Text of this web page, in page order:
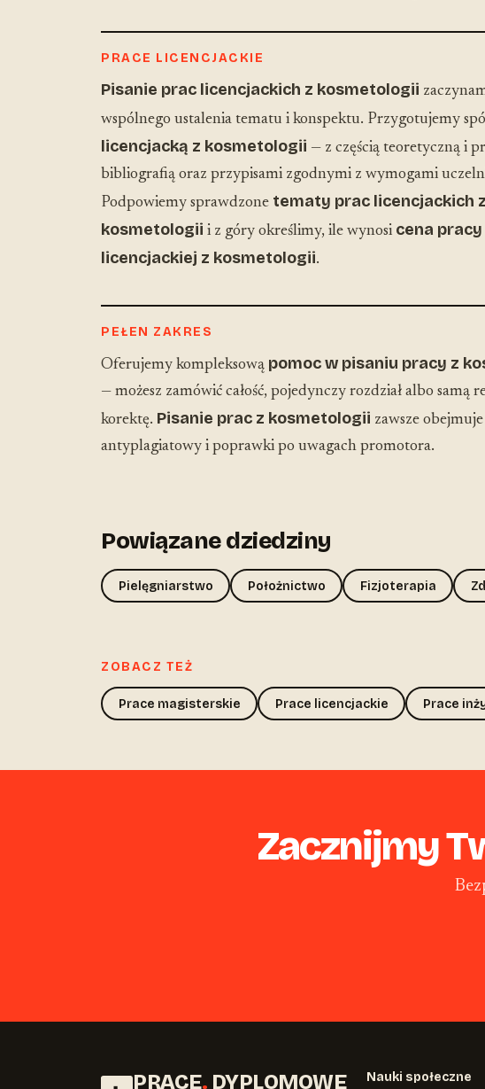
PRACE LICENCJACKIE
Pisanie prac licencjackich z kosmetologii
wspólnego ustalenia tematu i konspektu. Przygotujemy
licencjacką z kosmetologii — z częścią teoretyczną i
bibliografią oraz przypisami zgodnymi z wymogami
Podpowiemy sprawdzone tematy prac licencjackich z
kosmetologii i z góry określimy, ile wynosi cena pracy
licencjackiej z kosmetologii.
PEŁEN ZAKRES
Oferujemy kompleksową pomoc w pisaniu pracy z
— możesz zamówić całość, pojedynczy rozdział albo samą
korektę. Pisanie prac z kosmetologii zawsze
antyplagiatowy i poprawki po uwagach promotora.
Powiązane dziedziny
Pielęgniarstwo Położnictwo Fizjoterapia
ZOBACZ TEŻ
Prace magisterskie Prace licencjackie Prace
Zacznijmy
PRACE. DYPLOMOWE Nauki społeczne